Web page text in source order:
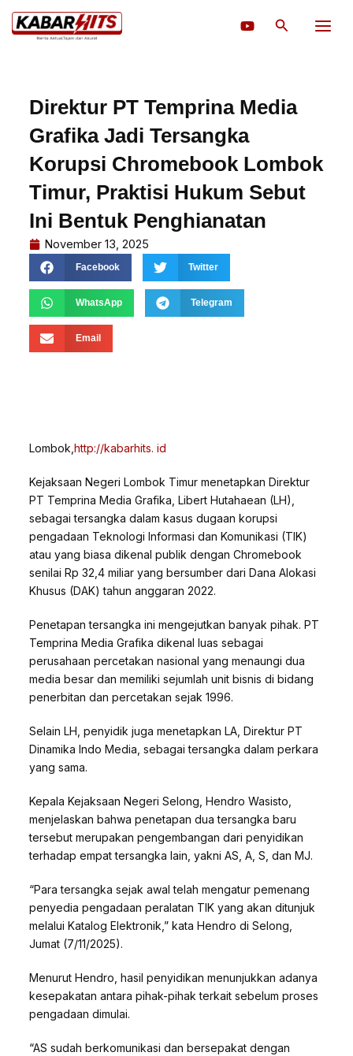
Lewati
ke
Cari
Direktur PT Temprina Media
Grafika Jadi Tersangka
Korupsi Chromebook Lombok
Timur, Praktisi Hukum Sebut
Ini Bentuk Penghianatan
November 13, 2025
Facebook Twitter
WhatsApp Telegram
Email
Lombok,http://kabarhits. id
Kejaksaan Negeri Lombok Timur menetapkan Direktur
PT Temprina Media Grafika, Libert Hutahaean (LH),
sebagai tersangka dalam kasus dugaan korupsi
pengadaan Teknologi Informasi dan Komunikasi (TIK)
atau yang biasa dikenal publik dengan Chromebook
senilai Rp 32,4 miliar yang bersumber dari Dana Alokasi
Khusus (DAK) tahun anggaran 2022.
Penetapan tersangka ini mengejutkan banyak pihak. PT
Temprina Media Grafika dikenal luas sebagai
perusahaan percetakan nasional yang menaungi dua
media besar dan memiliki sejumlah unit bisnis di bidang
penerbitan dan percetakan sejak 1996.
Selain LH, penyidik juga menetapkan LA, Direktur PT
Dinamika Indo Media, sebagai tersangka dalam perkara
yang sama.
Kepala Kejaksaan Negeri Selong, Hendro Wasisto,
menjelaskan bahwa penetapan dua tersangka baru
tersebut merupakan pengembangan dari penyidikan
terhadap empat tersangka lain, yakni AS, A, S, dan MJ.
“Para tersangka sejak awal telah mengatur pemenang
penyedia pengadaan peralatan TIK yang akan ditunjuk
melalui Katalog Elektronik,” kata Hendro di Selong,
Jumat (7/11/2025).
Menurut Hendro, hasil penyidikan menunjukkan adanya
kesepakatan antara pihak-pihak terkait sebelum proses
pengadaan dimulai.
“AS sudah berkomunikasi dan bersepakat dengan